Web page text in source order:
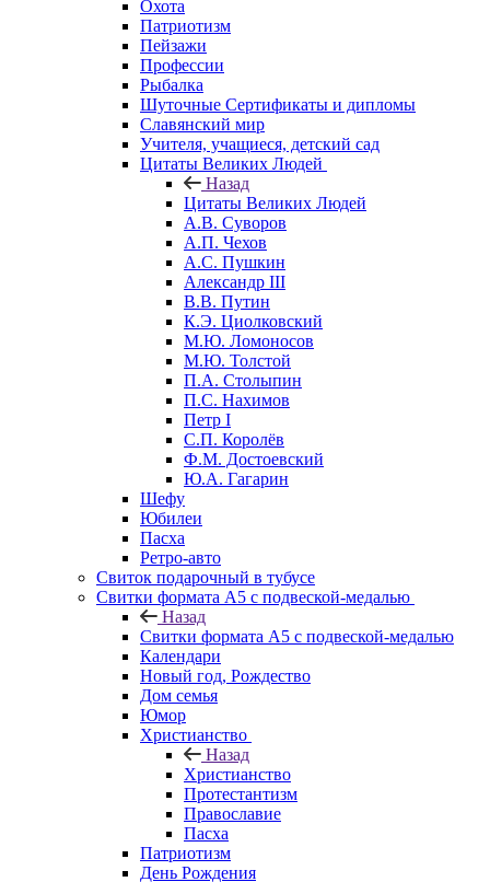
Охота
Патриотизм
Пейзажи
Профессии
Рыбалка
Шуточные Сертификаты и дипломы
Славянский мир
Учителя, учащиеся, детский сад
Цитаты Великих Людей
Назад
Цитаты Великих Людей
А.В. Суворов
А.П. Чехов
А.С. Пушкин
Александр III
В.В. Путин
К.Э. Циолковский
М.Ю. Ломоносов
М.Ю. Толстой
П.А. Столыпин
П.С. Нахимов
Петр I
С.П. Королёв
Ф.М. Достоевский
Ю.А. Гагарин
Шефу
Юбилеи
Пасха
Ретро-авто
Свиток подарочный в тубусе
Свитки формата А5 с подвеской-медалью
Назад
Свитки формата А5 с подвеской-медалью
Календари
Новый год, Рождество
Дом семья
Юмор
Христианство
Назад
Христианство
Протестантизм
Православие
Пасха
Патриотизм
День Рождения